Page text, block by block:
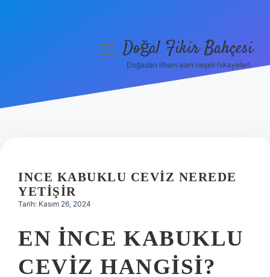
Hakkımızda
menüyüDoğal Fikir Bahçesi
Doğadan ilham alan neşeli hikayeler!
INCE KABUKLU CEVIZ NEREDE
YETIŞIR
Tarih: Kasım 26, 2024
EN INCE KABUKLU
CEVIZ HANGISI?